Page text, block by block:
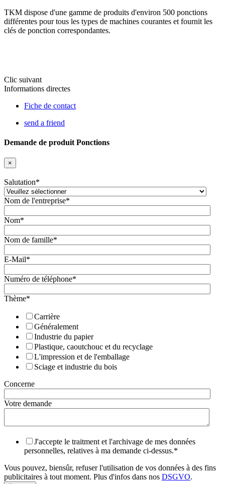
TKM dispose d'une gamme de produits d'environ 500 ponctions
différentes pour tous les types de machines courantes et fournit les
clés de ponction correspondantes.
Clic suivant
Informations directes
Fiche de contact
send a friend
Demande de produit Ponctions
×
Salutation*
Nom de l'entreprise*
Nom*
Nom de famille*
E-Mail*
Numéro de téléphone*
Thème*
Carrière
Généralement
Industrie du papier
Plastique, caoutchouc et du recyclage
L'impression et de l'emballage
Sciage et industrie du bois
Concerne
Votre demande
J'accepte le traitment et l'archivage de mes données
personnelles, relatives à ma demande ci-dessus.*
Vous pouvez, biensûr, refuser l'utilisation de vos données à des fins
publicitaires à tout moment. Plus d'infos dans nos DSGVO.